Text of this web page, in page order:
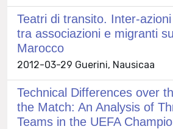
Teatri di transito. Inter-
tra associazioni e migranti
Marocco
2012-03-29 Guerini, Nausicaa
Technical Differences over
the Match: An Analysis of
Teams in the UEFA